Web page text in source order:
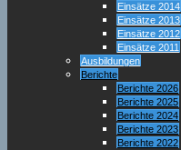
Einsätze 2014
Einsätze 2013
Einsätze 2012
Einsätze 2011
Ausbildungen
Berichte
Berichte 2026
Berichte 2025
Berichte 2024
Berichte 2023
Berichte 2022